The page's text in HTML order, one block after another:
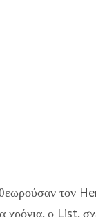
θεωρούσαν
χρόνια, ο List,